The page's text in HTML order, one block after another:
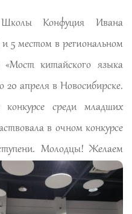
Школы Конфуция Ивана
5 местом в региональном
«Мост китайского языка
20 апреля в Новосибирске.
среди младших
в очном конкурсе
Молодцы! Желаем